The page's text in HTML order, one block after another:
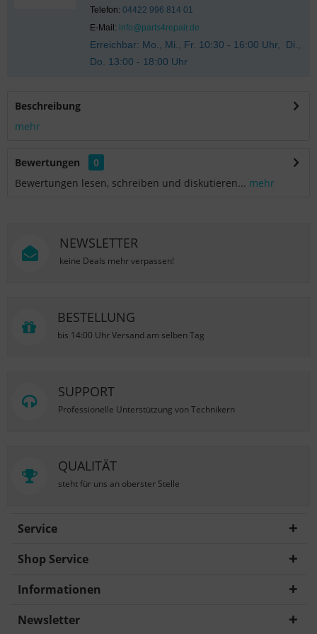
Telefon: 04422 996 814 01
E-Mail: info@parts4repair.de
Erreichbar: Mo., Mi., Fr. 10:30 - 16:00 Uhr, Di.,
Do. 13:00 - 18:00 Uhr
Beschreibung
mehr
Bewertungen
0
Bewertungen lesen, schreiben und diskutieren... mehr
NEWSLETTER
keine Deals mehr verpassen!
BESTELLUNG
bis 14:00 Uhr Versand am selben Tag
SUPPORT
Professionelle Unterstützung von Technikern
QUALITÄT
steht für uns an oberster Stelle
Service
Shop Service
Informationen
Newsletter